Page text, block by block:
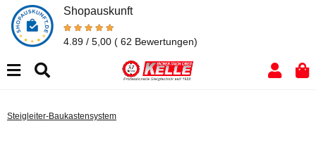
Shopauskunft
4.89 / 5,00 ( 62 Bewertungen)
Steigleiter-Baukastensystem